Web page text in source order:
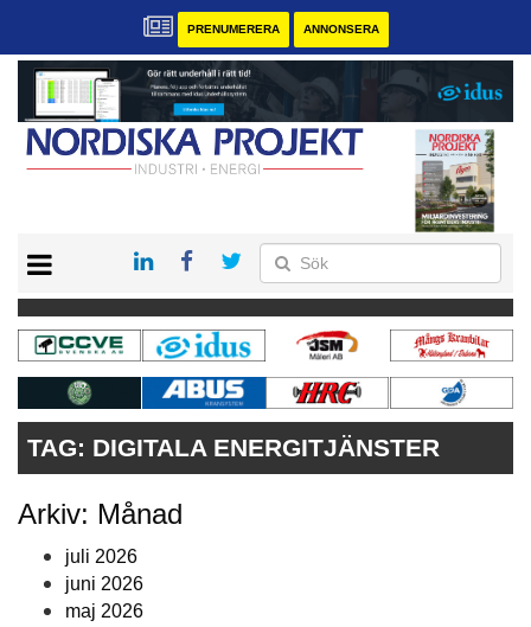
PRENUMERERA ANNONSERA
KONTAKT
VÅRA ANDRA MAGASIN
PRENUMERERA
ANNONSERA
TAG: DIGITALA ENERGITJÄNSTER
Arkiv: Månad
juli 2026
juni 2026
maj 2026